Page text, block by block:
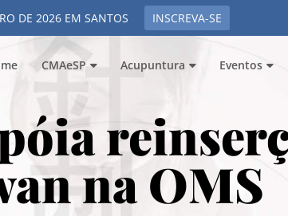
DE 2026 EM SANTOS INSCREVA-SE
CMAeSP Acupuntura Eventos
na OMS